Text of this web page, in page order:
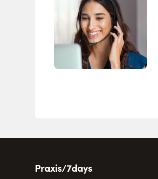
Praxis/7days